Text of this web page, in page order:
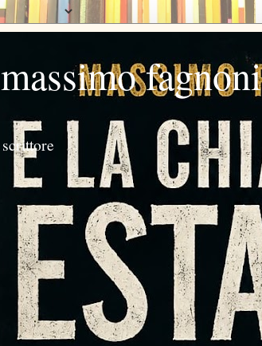
massimo fagnoni
scrittore